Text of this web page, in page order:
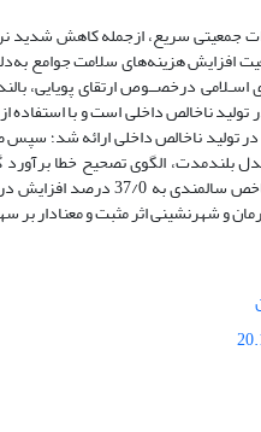
جمعیتی سریع، ازجمله کاهش شدید
هزینه‌های سلامت جوامع
اسـلامی درخصــوص ارتقای پویایی،
تولید ناخالص داخلی ارائه شد؛
الگوی تصحیح خطا برآورد
به‌طوری‌ که 1 درصد
اثر مثبت و معنادار بر سهم